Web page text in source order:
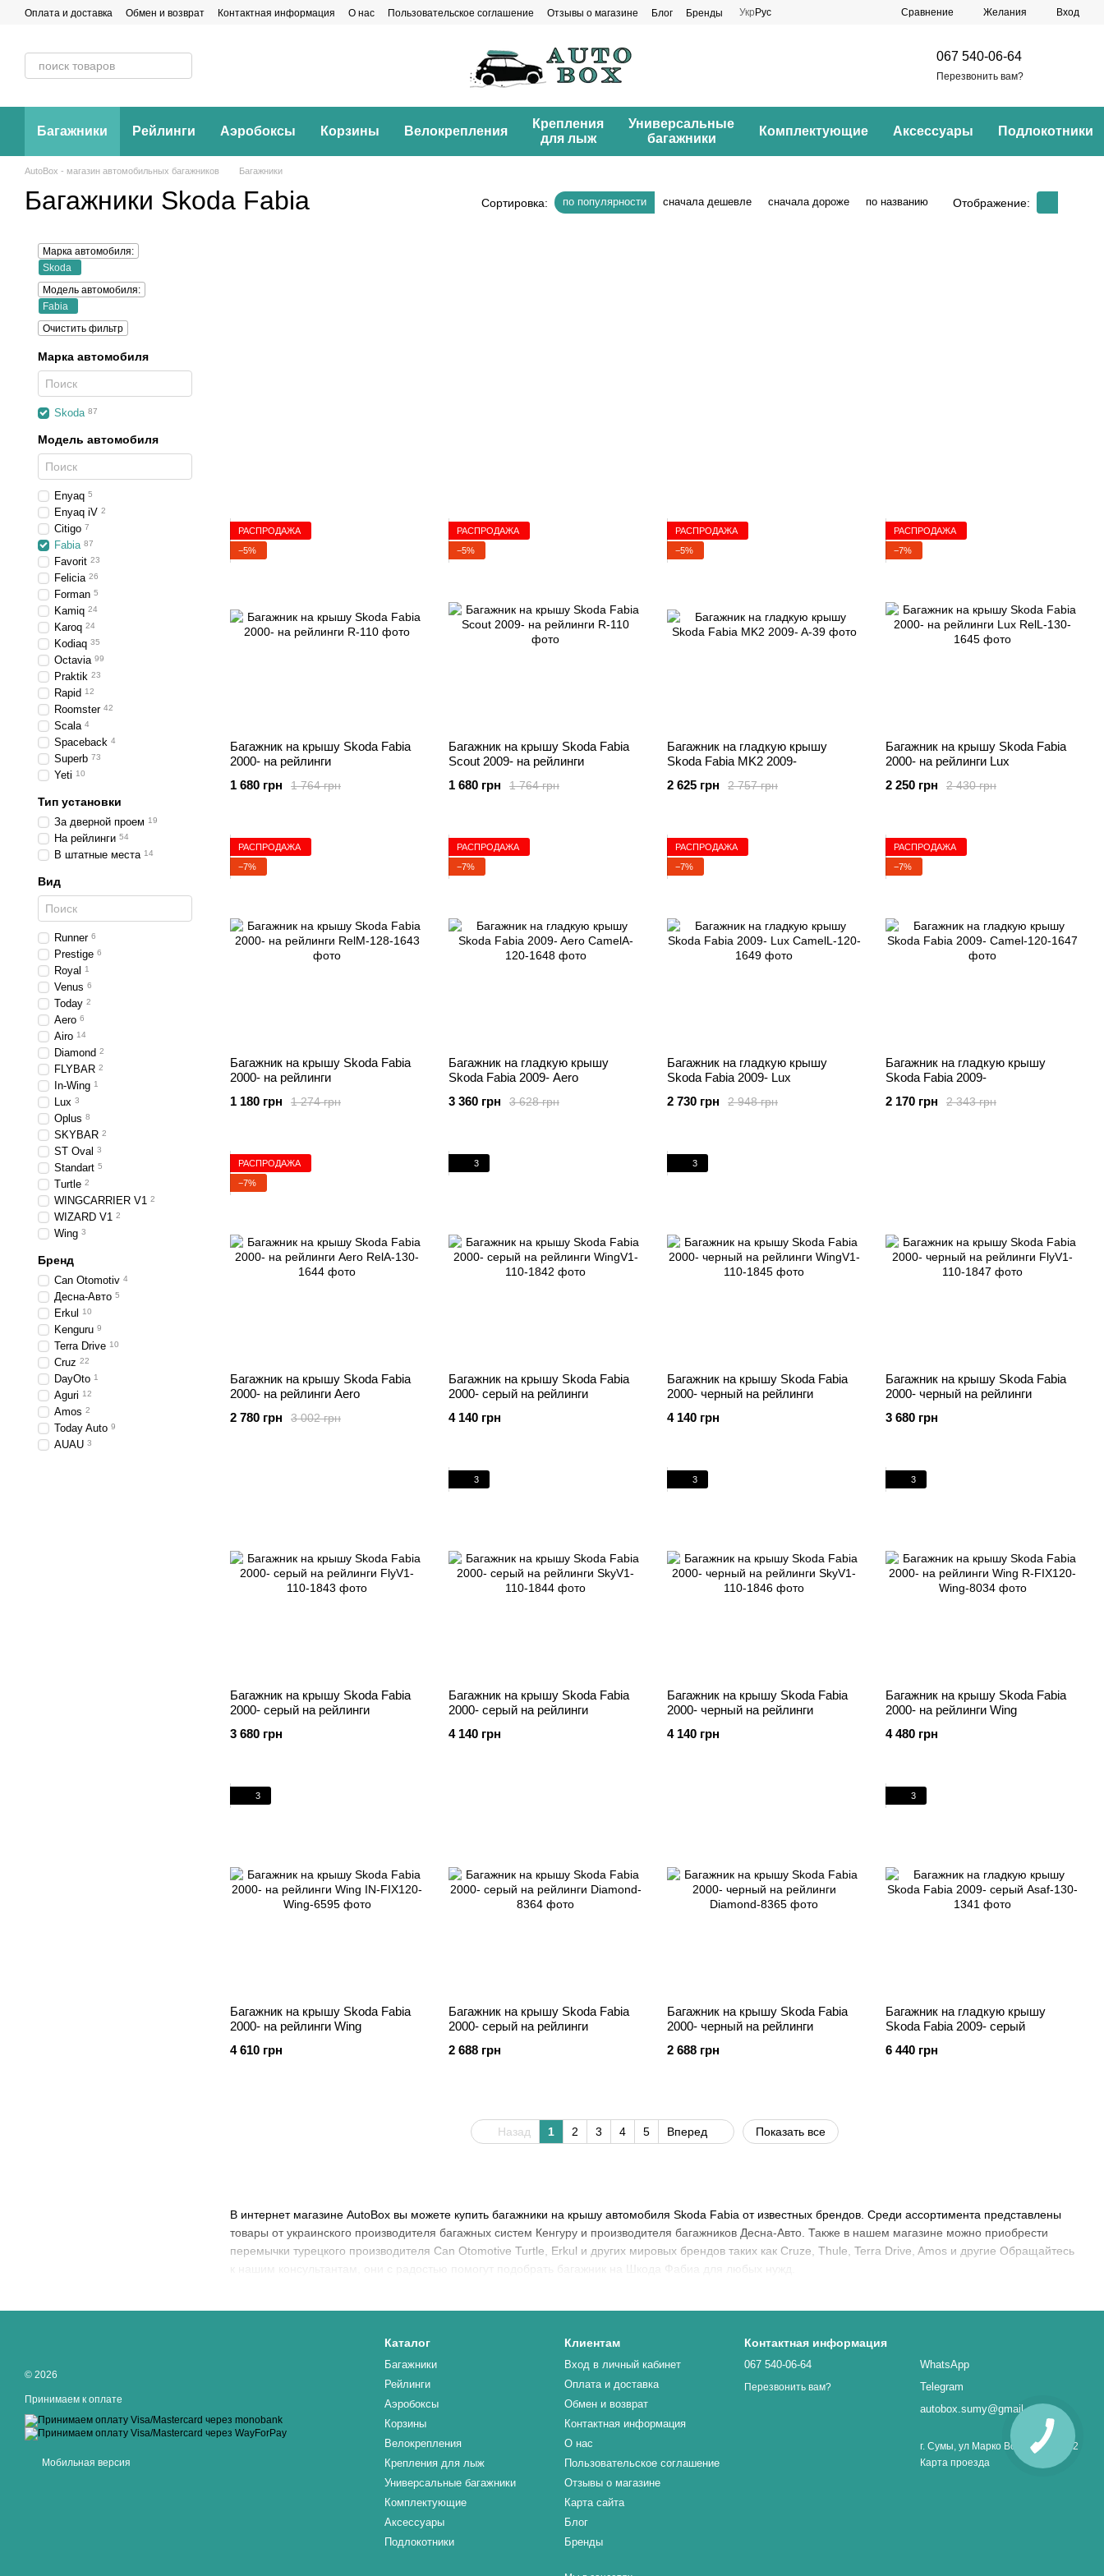
Перейти к основному контенту
Оплата и доставка Обмен и возврат Контактная информация О нас Пользовательское соглашение Отзывы о магазине Блог Бренды Укр Рус Сравнение Желания Вход
067 540-06-64
Перезвонить вам?
Багажники Рейлинги Аэробоксы Корзины Велокрепления
Крепления
для лыж
Универсальные
багажники
Комплектующие Аксессуары Подлокотники
AutoBox - магазин автомобильных багажников Багажники
Багажники Skoda Fabia Сортировка: по популярности сначала дешевле сначала дороже по названию Отображение:
В интернет магазине AutoBox вы можете купить багажники на крышу автомобиля Skoda Fabia от известных брендов. Среди ассортимента представлены
товары от украинского производителя багажных систем Кенгуру и производителя багажников Десна-Авто. Также в нашем магазине можно приобрести
перемычки турецкого производителя Can Otomotive Turtle, Erkul и других мировых брендов таких как Cruze, Thule, Terra Drive, Amos и другие Обращайтесь
к нашим консультантам, они с радостью помогут подобрать багажник на Шкода Фабиа для любых нужд.
РАСПРОДАЖА
−5%
Багажник на крышу Skoda Fabia
2000- на рейлинги
1 764 грн
1 680 грн
РАСПРОДАЖА
−5%
Багажник на крышу Skoda Fabia
Scout 2009- на рейлинги
1 764 грн
1 680 грн
РАСПРОДАЖА
−5%
Багажник на гладкую крышу
Skoda Fabia MK2 2009-
2 757 грн
2 625 грн
РАСПРОДАЖА
−7%
Багажник на крышу Skoda Fabia
2000- на рейлинги Lux
2 430 грн
2 250 грн
РАСПРОДАЖА
−7%
Багажник на крышу Skoda Fabia
2000- на рейлинги
1 274 грн
1 180 грн
РАСПРОДАЖА
−7%
Багажник на гладкую крышу
Skoda Fabia 2009- Aero
3 628 грн
3 360 грн
РАСПРОДАЖА
−7%
Багажник на гладкую крышу
Skoda Fabia 2009- Lux
2 948 грн
2 730 грн
РАСПРОДАЖА
−7%
Багажник на гладкую крышу
Skoda Fabia 2009-
2 343 грн
2 170 грн
РАСПРОДАЖА
−7%
Багажник на крышу Skoda Fabia
2000- на рейлинги Aero
3 002 грн
2 780 грн
3
Багажник на крышу Skoda Fabia
2000- серый на рейлинги
4 140 грн
3
Багажник на крышу Skoda Fabia
2000- черный на рейлинги
4 140 грн
Багажник на крышу Skoda Fabia
2000- черный на рейлинги
3 680 грн
Багажник на крышу Skoda Fabia
2000- серый на рейлинги
3 680 грн
3
Багажник на крышу Skoda Fabia
2000- серый на рейлинги
4 140 грн
3
Багажник на крышу Skoda Fabia
2000- черный на рейлинги
4 140 грн
3
Багажник на крышу Skoda Fabia
2000- на рейлинги Wing
4 480 грн
3
Багажник на крышу Skoda Fabia
2000- на рейлинги Wing
4 610 грн
Багажник на крышу Skoda Fabia
2000- серый на рейлинги
2 688 грн
Багажник на крышу Skoda Fabia
2000- черный на рейлинги
2 688 грн
3
Багажник на гладкую крышу
Skoda Fabia 2009- серый
6 440 грн
Назад 1 2 3 4 5 Вперед Показать все
Марка автомобиля:
Skoda
Модель автомобиля:
Fabia
Очистить фильтр
Марка автомобиля
Skoda 87
Модель автомобиля
Enyaq 5
Enyaq iV 2
Citigo 7
Fabia 87
Favorit 23
Felicia 26
Forman 5
Kamiq 24
Karoq 24
Kodiaq 35
Octavia 99
Praktik 23
Rapid 12
Roomster 42
Scala 4
Spaceback 4
Superb 73
Yeti 10
Тип установки
За дверной проем 19
На рейлинги 54
В штатные места 14
Вид
Runner 6
Prestige 6
Royal 1
Venus 6
Today 2
Aero 6
Airo 14
Diamond 2
FLYBAR 2
In-Wing 1
Lux 3
Oplus 8
SKYBAR 2
ST Oval 3
Standart 5
Turtle 2
WINGCARRIER V1 2
WIZARD V1 2
Wing 3
Бренд
Can Otomotiv 4
Десна-Авто 5
Erkul 10
Kenguru 9
Terra Drive 10
Cruz 22
DayOto 1
Aguri 12
Amos 2
Today Auto 9
AUAU 3
© 2026
Принимаем к оплате
Мобильная версия
Каталог
Багажники
Рейлинги
Аэробоксы
Корзины
Велокрепления
Крепления для лыж
Универсальные багажники
Комплектующие
Аксессуары
Подлокотники
Клиентам
Вход в личный кабинет
Оплата и доставка
Обмен и возврат
Контактная информация
О нас
Пользовательское соглашение
Отзывы о магазине
Карта сайта
Блог
Бренды
Контактная информация
067 540-06-64
Перезвонить вам?
WhatsApp
Telegram
autobox.sumy@gmail.com
г. Сумы, ул Марко Вовчок 1, оф. 32
Карта проезда